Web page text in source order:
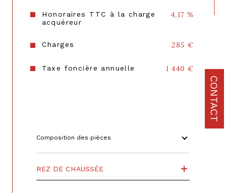
CONTACT
plan de sauvegarde
statut du syndic pas de procédure en cours
Honoraires TTC à la charge
acquéreur
4,17 %
Charges 285 €
Taxe foncière annuelle 1 440 €
Composition des pièces
REZ DE CHAUSSÉE